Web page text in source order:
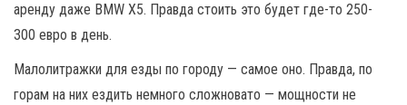
аренду даже BMW X5. Правда стоить это будет где-то 250-
300 евро в день.
Малолитражки для езды по городу — самое оно. Правда, по
горам на них ездить немного сложновато — мощности не